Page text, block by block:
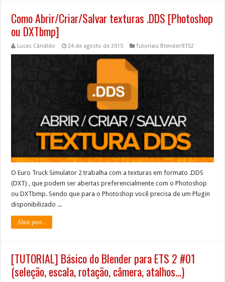
Como Abrir/Criar/Salvar texturas .DDS [Photoshop
ou DXTbmp]
Lucas Cândido 24 de agosto de 2015 Tutoriais Blender/ETS2
O Euro Truck Simulator 2 trabalha com a texturas em formato .DDS
(DXT) , que podem ser abertas preferencialmente com o Photoshop
ou DXTbmp. Sendo que para o Photoshop você precisa de um Plugin
disponibilizado ...
Abrir post...
[TUTORIAL] Básico do Blender para ETS 2 #01
(seleção, escala, rotação, câmera, atalhos…)